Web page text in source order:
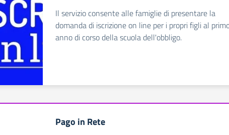
Il servizio consente alle famiglie di presentare la
domanda di iscrizione on line per i propri figli al
anno di corso della scuola dell'obbligo.
Pago in Rete